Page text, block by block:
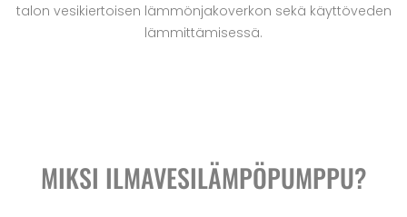
talon vesikiertoisen lämmönjakoverkon sekä käyttöveden
lämmittämisessä.
MIKSI ILMAVESILÄMPÖPUMPPU?